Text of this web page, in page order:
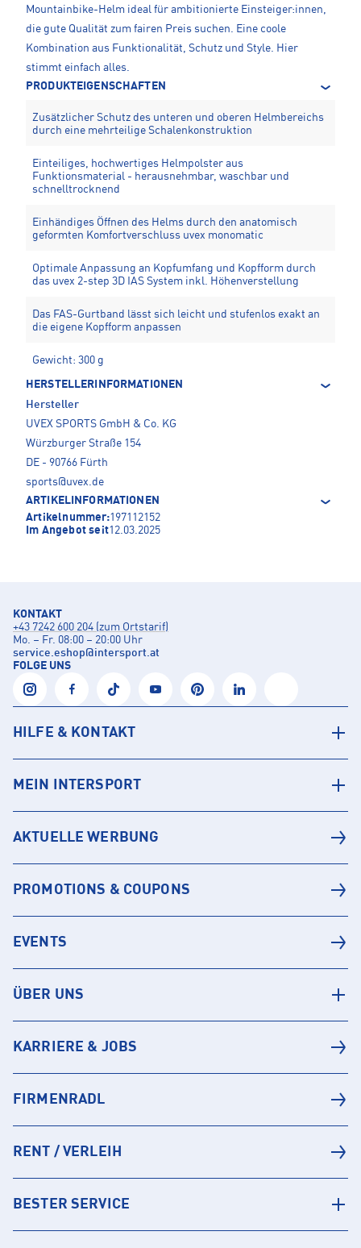
Mountainbike-Helm ideal für ambitionierte Einsteiger:innen,
die gute Qualität zum fairen Preis suchen. Eine coole
Kombination aus Funktionalität, Schutz und Style. Hier
stimmt einfach alles.
PRODUKTEIGENSCHAFTEN
Zusätzlicher Schutz des unteren und oberen Helmbereichs
durch eine mehrteilige Schalenkonstruktion
Einteiliges, hochwertiges Helmpolster aus
Funktionsmaterial - herausnehmbar, waschbar und
schnelltrocknend
Einhändiges Öffnen des Helms durch den anatomisch
geformten Komfortverschluss uvex monomatic
Optimale Anpassung an Kopfumfang und Kopfform durch
das uvex 2-step 3D IAS System inkl. Höhenverstellung
Das FAS-Gurtband lässt sich leicht und stufenlos exakt an
die eigene Kopfform anpassen
Gewicht: 300 g
HERSTELLERINFORMATIONEN
Hersteller
UVEX SPORTS GmbH & Co. KG
Würzburger Straße 154
DE - 90766 Fürth
sports@uvex.de
ARTIKELINFORMATIONEN
Artikelnummer:197112152
Im Angebot seit12.03.2025
KONTAKT
+43 7242 600 204 (zum Ortstarif)
Mo. – Fr. 08:00 – 20:00 Uhr
service.eshop@intersport.at
FOLGE UNS
HILFE & KONTAKT
MEIN INTERSPORT
AKTUELLE WERBUNG
PROMOTIONS & COUPONS
EVENTS
ÜBER UNS
KARRIERE & JOBS
FIRMENRADL
RENT / VERLEIH
BESTER SERVICE